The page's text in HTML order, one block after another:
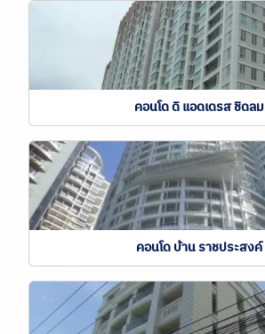
คอนโด ดิ แอดเดรส ชิดลม
คอนโด บ้าน ราชประสงค์